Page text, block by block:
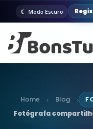
Modo Escuro
Home › Blog ›
Fotógrafa